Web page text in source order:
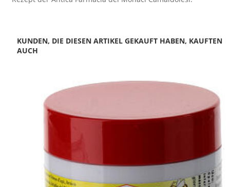
KUNDEN, DIE DIESEN ARTIKEL GEKAUFT HABEN, KAUFTEN
AUCH